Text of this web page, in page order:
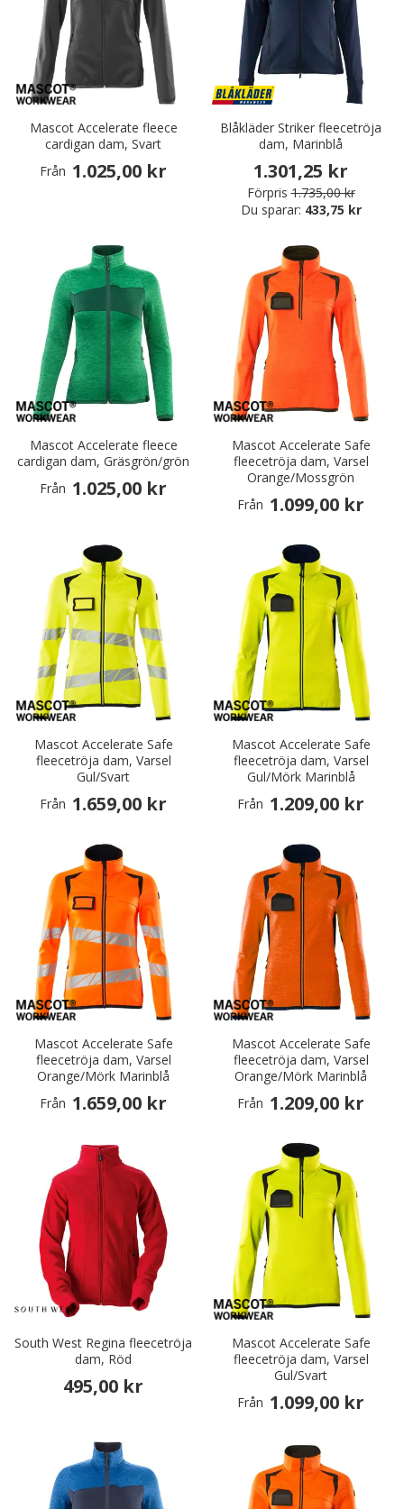
Mascot Accelerate fleece
cardigan dam, Svart
Från 1.025,00 kr
Blåkläder Striker fleecetröja
dam, Marinblå
1.301,25 kr
Förpris 1.735,00 kr
Du sparar: 433,75 kr
Mascot Accelerate fleece
cardigan dam, Gräsgrön/grön
Från 1.025,00 kr
Mascot Accelerate Safe
fleecetröja dam, Varsel
Orange/Mossgrön
Från 1.099,00 kr
Mascot Accelerate Safe
fleecetröja dam, Varsel
Gul/Svart
Från 1.659,00 kr
Mascot Accelerate Safe
fleecetröja dam, Varsel
Gul/Mörk Marinblå
Från 1.209,00 kr
Mascot Accelerate Safe
fleecetröja dam, Varsel
Orange/Mörk Marinblå
Från 1.659,00 kr
Mascot Accelerate Safe
fleecetröja dam, Varsel
Orange/Mörk Marinblå
Från 1.209,00 kr
South West Regina fleecetröja
dam, Röd
495,00 kr
Mascot Accelerate Safe
fleecetröja dam, Varsel
Gul/Svart
Från 1.099,00 kr